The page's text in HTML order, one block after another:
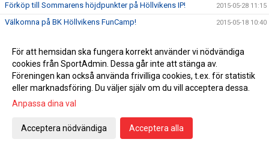
Förköp till Sommarens höjdpunkter på Höllvikens IP! 2015-05-28 11:15
Välkomna på BK Höllvikens FunCamp! 2015-05-18 10:40
Välkomna till årets Halör Cup 2015-05-13 16:08
Välkomna på ny match i Div 1 2015-05-09 18:11
Välkomna på helgens hemmamatcher! 2015-05-08 11:04
Insamling av fotbollsutrustning i samarbete med Lions!
Välkomna till Fotbollsskolan för Flickor och Pojkar födda
2010!
För att hemsidan ska fungera korrekt använder vi nödvändiga
cookies från SportAdmin. Dessa går inte att stänga av.
Föreningen kan också använda frivilliga cookies, t.ex. för statistik
eller marknadsföring. Du väljer själv om du vill acceptera dessa.
Anpassa dina val
Acceptera nödvändiga Acceptera alla